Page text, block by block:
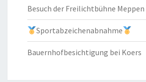
Besuch der Freilichtbühne Meppen
Sportabzeichenabnahme
Bauernhofbesichtigung bei Koers